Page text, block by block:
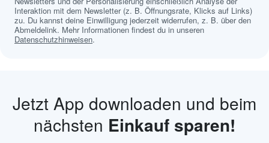
Interaktion mit dem Newsletter (z. B. Öffnungsrate, Klicks auf Links)
zu. Du kannst deine Einwilligung jederzeit widerrufen, z. B. über den
Abmeldelink. Mehr Informationen findest du in unseren
Datenschutzhinweisen.
Jetzt App downloaden und beim
nächsten Einkauf sparen!